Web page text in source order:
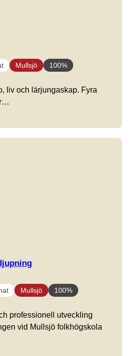
Mullsjö 100%
liv och lärjungaskap. Fyra
Mullsjö 100%
professionell utveckling
vid Mullsjö folkhögskola